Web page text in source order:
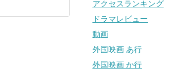
アクセスランキング
ドラマレビュー
動画
外国映画 あ行
外国映画 か行